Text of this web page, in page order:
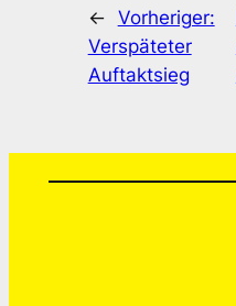
← Vorheriger:
Verspäteter
Auftaktsieg